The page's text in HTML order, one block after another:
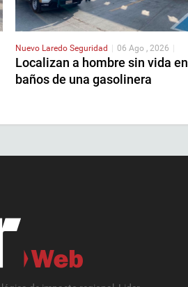
Nuevo Laredo Seguridad | 06 Ago , 2026 |
Localizan a hombre sin vida en
baños de una gasolinera